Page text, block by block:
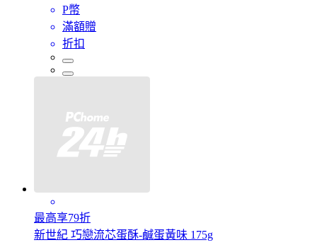
P幣
滿額贈
折扣
最高享79折
新世紀 巧戀流芯蛋酥-鹹蛋黃味 175g